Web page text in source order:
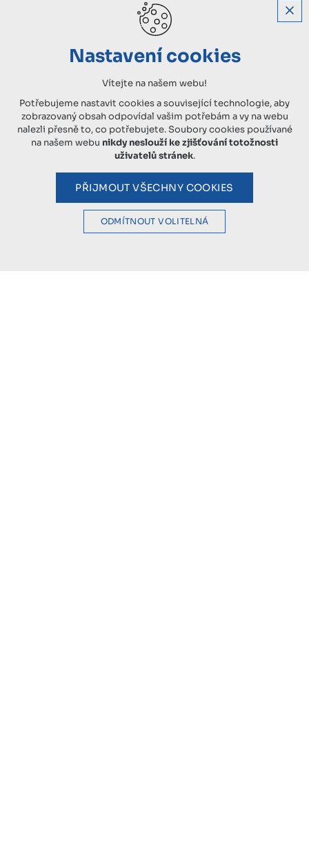
Nastavení cookies
Vítejte na našem webu!
Potřebujeme nastavit cookies a související technologie, aby
zobrazovaný obsah odpovídal vašim potřebám a vy na webu
nalezli přesně to, co potřebujete. Soubory cookies používané
na našem webu nikdy neslouží ke zjišťování totožnosti
uživatelů stránek.
PŘIJMOUT VŠECHNY COOKIES
ODMÍTNOUT VOLITELNÁ